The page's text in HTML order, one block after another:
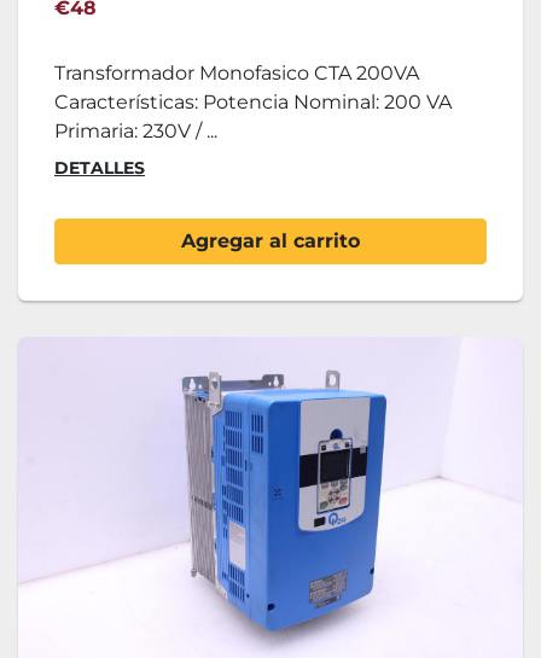
€48
Transformador Monofasico CTA 200VA
Características: Potencia Nominal: 200 VA
Primaria: 230V / ...
DETALLES
Agregar al carrito